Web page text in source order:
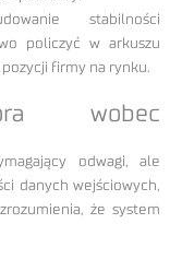
stabilności
policzyć w arkuszu
firmy na rynku.
wobec
odwagi, ale
danych wejściowych,
że system